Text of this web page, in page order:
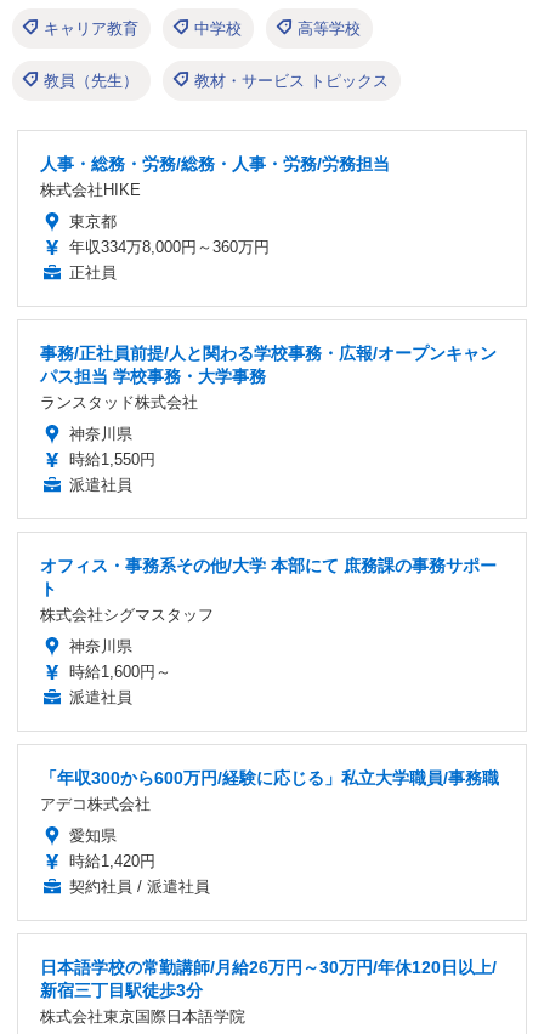
キャリア教育 中学校 高等学校
教員（先生） 教材・サービス トピックス
人事・総務・労務/総務・人事・労務/労務担当
株式会社HIKE
東京都
年収334万8,000円～360万円
正社員
事務/正社員前提/人と関わる学校事務・広報/オープンキャン
パス担当 学校事務・大学事務
ランスタッド株式会社
神奈川県
時給1,550円
派遣社員
オフィス・事務系その他/大学 本部にて 庶務課の事務サポー
ト
株式会社シグマスタッフ
神奈川県
時給1,600円～
派遣社員
「年収300から600万円/経験に応じる」私立大学職員/事務職
アデコ株式会社
愛知県
時給1,420円
契約社員 / 派遣社員
日本語学校の常勤講師/月給26万円～30万円/年休120日以上/
新宿三丁目駅徒歩3分
株式会社東京国際日本語学院